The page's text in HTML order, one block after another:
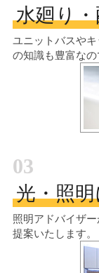
水廻り
ユニットバスや
の知識も豊富なの
03
光・照
照明アドバイザ
提案いたします。